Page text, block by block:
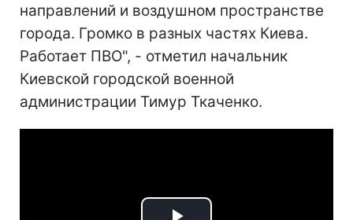
направлений и воздушном пространстве
города. Громко в разных частях Киева.
Работает ПВО", - отметил начальник
Киевской городской военной
администрации Тимур Ткаченко.